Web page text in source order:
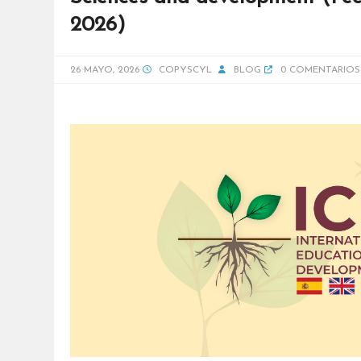
2026)
26 MAYO, 2026 COPYSCYL BLOG 0 COMENTARIOS